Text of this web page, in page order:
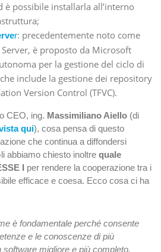
è possibile installarla all’interno
r: precedentemente noto come
è proposto da Microsoft
per la gestione del ciclo di
include la gestione dei repository
Version Control (TFVC).
CEO, ing. Massimiliano Aiello (di
qui), cosa pensa di questo
che continua a diffondersi
abbiamo chiesto inoltre quale
I per rendere la cooperazione tra i
efficace e coesa. Ecco cosa ci ha
è fondamentale perché consente
e le conoscenze di più
software migliore e più completo,